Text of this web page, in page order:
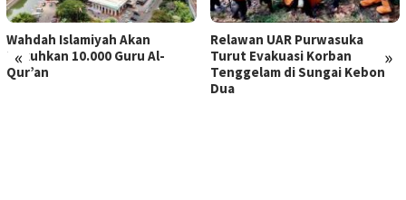
« »
Wahdah Islamiyah Akan
Kukuhkan 10.000 Guru Al-
Qur’an
Relawan UAR Purwasuka
Turut Evakuasi Korban
Tenggelam di Sungai Kebon
Dua